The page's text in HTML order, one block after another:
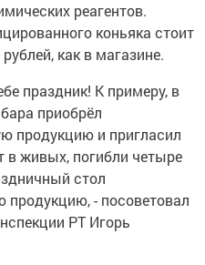
реагентов.
коньяка стоит
как в магазине.
праздник! К примеру, в
приобрёл
продукцию и пригласил
в живых, погибли четыре
стол
продукцию, - посоветовал
РТ Игорь